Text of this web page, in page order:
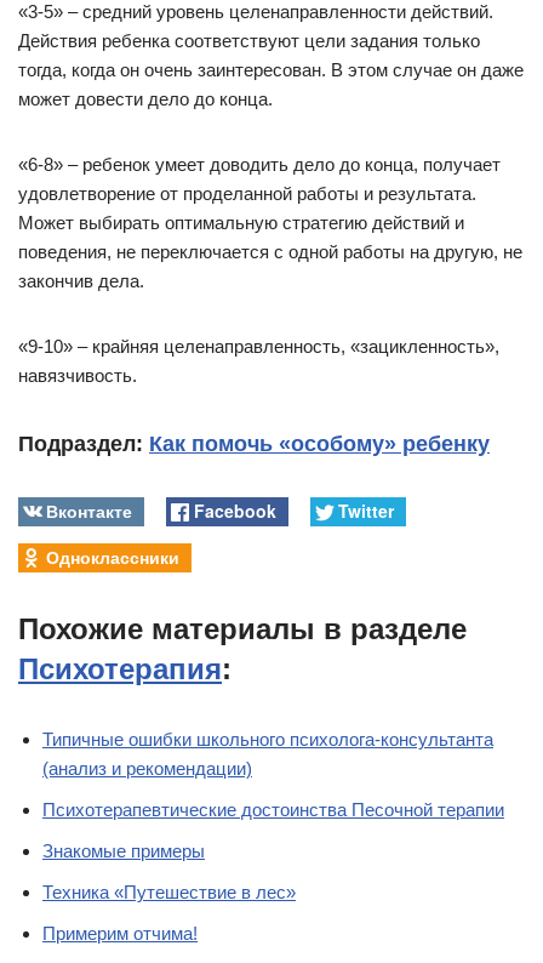
«3-5» – средний уровень целенаправленности действий.
Действия ребенка соответствуют цели задания только
тогда, когда он очень заинтересован. В этом случае он даже
может довести дело до конца.
«6-8» – ребенок умеет доводить дело до конца, получает
удовлетворение от проделанной работы и результата.
Может выбирать оптимальную стратегию действий и
поведения, не переключается с одной работы на другую, не
закончив дела.
«9-10» – крайняя целенаправленность, «зацикленность»,
навязчивость.
Подраздел: Как помочь «особому» ребенку
Вконтакте Facebook
Twitter
Одноклассники
Похожие материалы в разделе
Психотерапия:
Типичные ошибки школьного психолога-консультанта
(анализ и рекомендации)
Психотерапевтические достоинства Песочной терапии
Знакомые примеры
Техника «Путешествие в лес»
Примерим отчима!